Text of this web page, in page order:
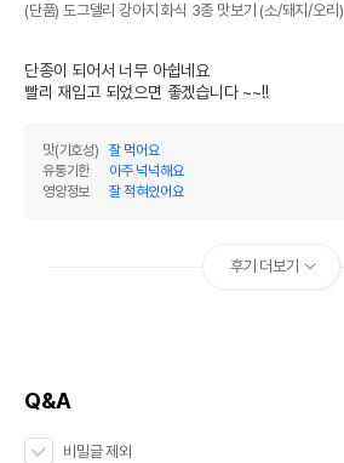
(단품) 도그델리 강아지 화식 3종 맛보기 (소/돼지/오리)
단종이 되어서 너무 아쉽네요
빨리 재입고 되었으면 좋겠습니다 ~~!!
맛(기호성)
잘 먹어요
유통기한
아주 넉넉해요
영양정보
잘 적혀있어요
후기 더보기
Q&A
비밀글 제외